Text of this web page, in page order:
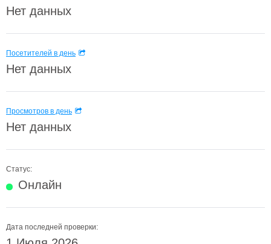
Нет данных
Посетителей в день
Нет данных
Просмотров в день
Нет данных
Статус:
Онлайн
Дата последней проверки: